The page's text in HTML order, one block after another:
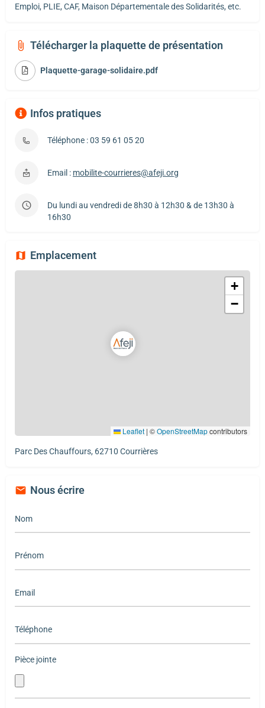
Emploi, PLIE, CAF, Maison Départementale des Solidarités, etc.
Télécharger la plaquette de présentation
Plaquette-garage-solidaire.pdf
Infos pratiques
Téléphone : 03 59 61 05 20
Email : mobilite-courrieres@afeji.org
Du lundi au vendredi de 8h30 à 12h30 & de 13h30 à
16h30
Emplacement
+
−
Leaflet | ©OpenStreetMapcontributors
Parc Des Chauffours, 62710 Courrières
Nous écrire
Pièce jointe